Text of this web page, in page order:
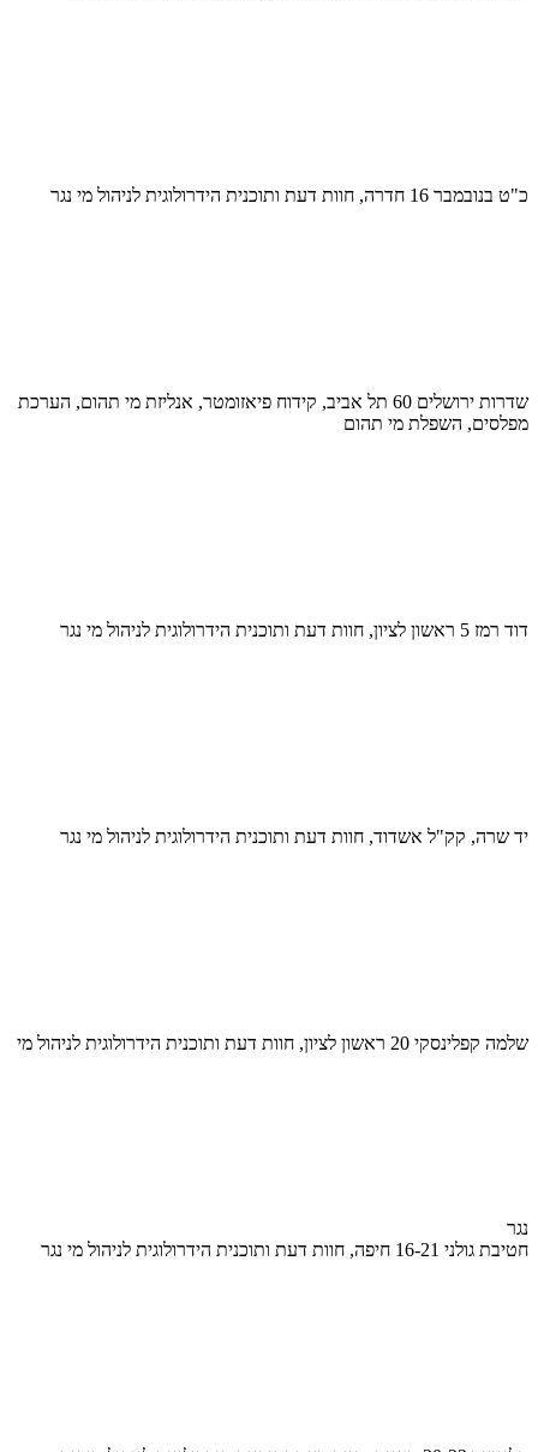
כ"ט בנובמבר 16 חדרה, חוות דעת ותוכנית הידרולוגית לניהול מי נגר
שדרות ירושלים 60 תל אביב, קידוח פיאזומטר, אנליזת מי תהום, הערכת
מפלסים, השפלת מי תהום
דוד רמז 5 ראשון לציון, חוות דעת ותוכנית הידרולוגית לניהול מי נגר
יד שרה, קק"ל אשדוד, חוות דעת ותוכנית הידרולוגית לניהול מי נגר
שלמה קפלינסקי 20 ראשון לציון, חוות דעת ותוכנית הידרולוגית לניהול מי
נגר
חטיבת גולני 16-21 חיפה, חוות דעת ותוכנית הידרולוגית לניהול מי נגר